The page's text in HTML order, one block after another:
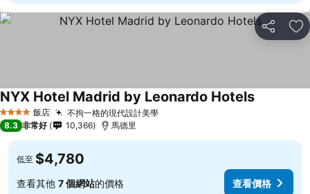
分享 加
4 星級 飯店 不拘一格的現代設計美學
NYX Hotel Madrid by Leonardo Hotels
8.3 非常好 10,366 馬德里
低至 $4,780
查看其他 7 個網站的價格 查看價格